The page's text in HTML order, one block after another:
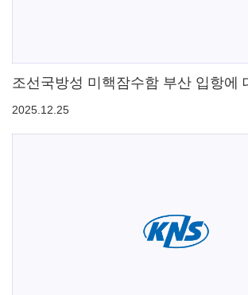
조선국방성 미핵잠수함 부산 입항에
2025.12.25